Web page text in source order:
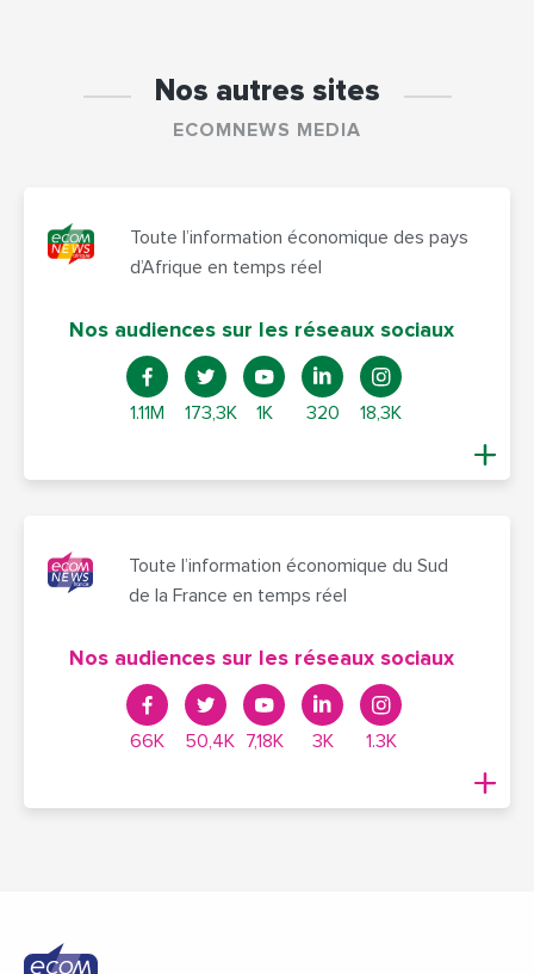
Nos autres sites
ECOMNEWS MEDIA
Toute l’information économique des pays
d’Afrique en temps réel
Nos audiences sur les réseaux sociaux
1.11M 173,3K 1K 320 18,3K
Toute l’information économique du Sud
de la France en temps réel
Nos audiences sur les réseaux sociaux
66K 50,4K 7,18K 3K 1.3K